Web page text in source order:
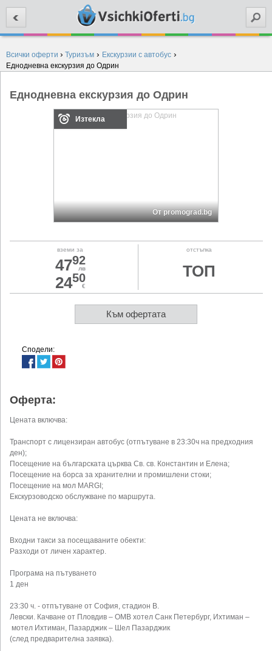
Всички оферти › Туризъм › Екскурзии с автобус ›
Еднодневна екскурзия до Одрин
Еднодневна екскурзия до Одрин
Изтекла
От promograd.bg
вземи за
4792
лв
2450
€
отстъпка
ТОП
Към офертата
Сподели:
Оферта:
Цената включва:
Транспорт с лицензиран автобус (отпътуване в 23:30ч на предходния
ден);
Посещение на българската църква Св. св. Константин и Елена;
Посещение на борса за хранителни и промишлени стоки;
Посещение на мол MARGI;
Екскурзоводско обслужване по маршрута.
Цената не включва:
Входни такси за посещаваните обекти:
Разходи от личен характер.
Програма на пътуването
1 ден
23:30 ч. - отпътуване от София, стадион В.
Левски. Качване от Пловдив – ОМВ хотел Санк Петербург, Ихтиман –
мотел Ихтиман, Пазарджик – Шел Пазарджик
(след предварителна заявка).